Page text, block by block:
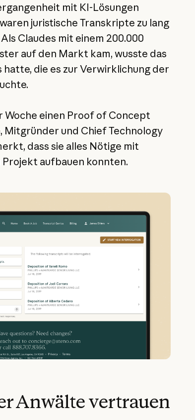
mit KI-Lösungen
juristische Transkripte zu lang
Claudes mit einem 200.000
auf den Markt kam, wusste das
hatte, die es zur Verwirklichung der
Woche einen Proof of Concept
Mitgründer und Chief Technology
dass sie alles Nötige mit
aufbauen konnten.
Anwälte vertrauen